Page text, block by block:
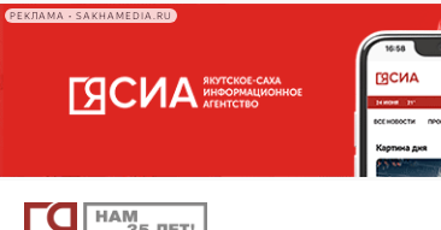
РЕКЛАМА • SAKHAMEDIA.RU